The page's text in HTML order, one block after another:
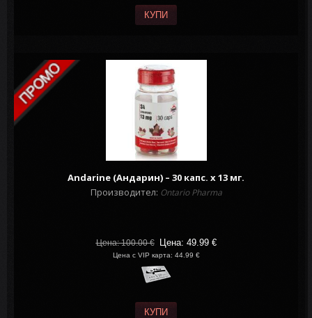
КУПИ
Andarine (Андарин) – 30 капс. х 13 мг.
Производител: Ontario Pharma
Цена: 100.00€ Цена: 49.99 €
Цена с VIP карта: 44.99 €
КУПИ